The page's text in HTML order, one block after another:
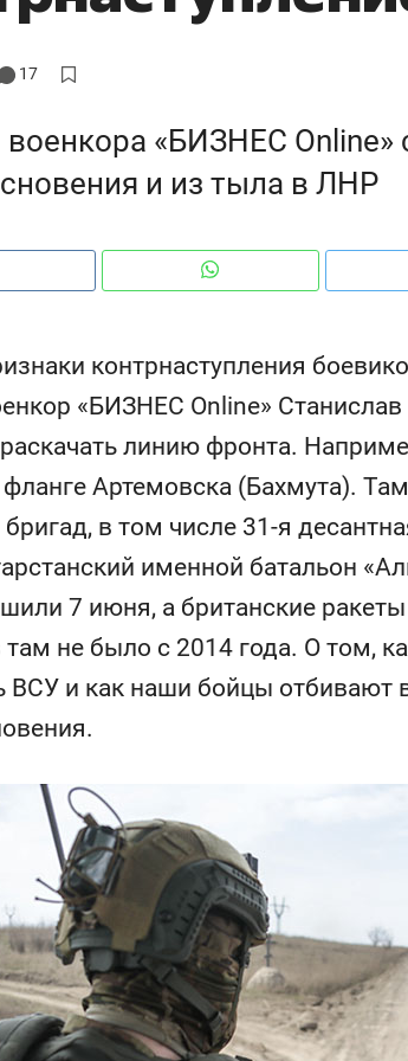
17
«БИЗНЕС Online»
и из тыла в ЛНР
контрнаступления
«БИЗНЕС Online»
линию фронта.
Артемовска (Бахмута).
в том числе 31-я
именной батальон
7 июня, а британские
там не было с 2014 года. О том,
ВСУ и как наши бойцы отбивают
рынки, почему надо знать аксакалов и
шум за волной: как
в казанском
когда
свою
стрессом»